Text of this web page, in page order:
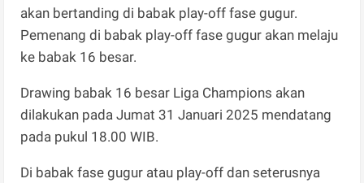
akan bertanding di babak play-off fase gugur.
Pemenang di babak play-off fase gugur akan melaju
ke babak 16 besar.
Drawing babak 16 besar Liga Champions akan
dilakukan pada Jumat 31 Januari 2025 mendatang
pada pukul 18.00 WIB.
Di babak fase gugur atau play-off dan seterusnya